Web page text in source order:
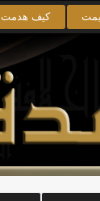
كيف هدمت